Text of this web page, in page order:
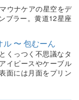
ウナケアの星空をデ
ブラー。黄道12星座
ル 〜 包むーん
くっつく不思議なタ
イピースやケーブル
面には月面をプリン